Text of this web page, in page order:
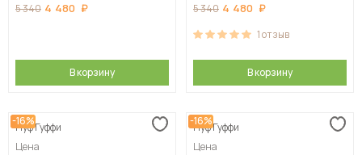
5 340 4 480
В корзину
5 340 4 480
1отзыв
В корзину
-16%
Пуф Гуффи
Цена
-16%
Пуф Гуффи
Цена